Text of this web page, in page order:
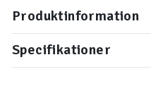
Produktinformation
Specifikationer